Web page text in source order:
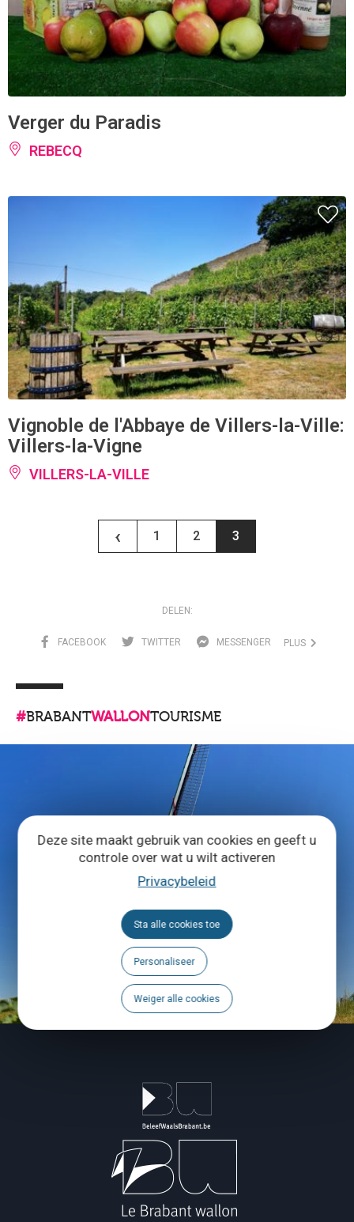
Deze site maakt gebruik van cookies en geeft u
controle over wat u wilt activeren
Privacybeleid
Sta alle cookies toe
Personaliseer
Weiger alle cookies
Verger du Paradis
REBECQ
Vignoble de l'Abbaye de Villers-la-Ville:
Villers-la-Vigne
VILLERS-LA-VILLE
‹ 1 2 3
DELEN:
FACEBOOK TWITTER MESSENGER PLUS
#BRABANTWALLONTOURISME